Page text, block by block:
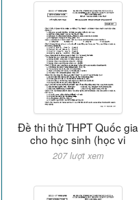
Đề thi thử THPT Quốc gia
cho học sinh (học vi
207 lượt xem